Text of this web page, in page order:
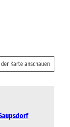
Karte anschauen